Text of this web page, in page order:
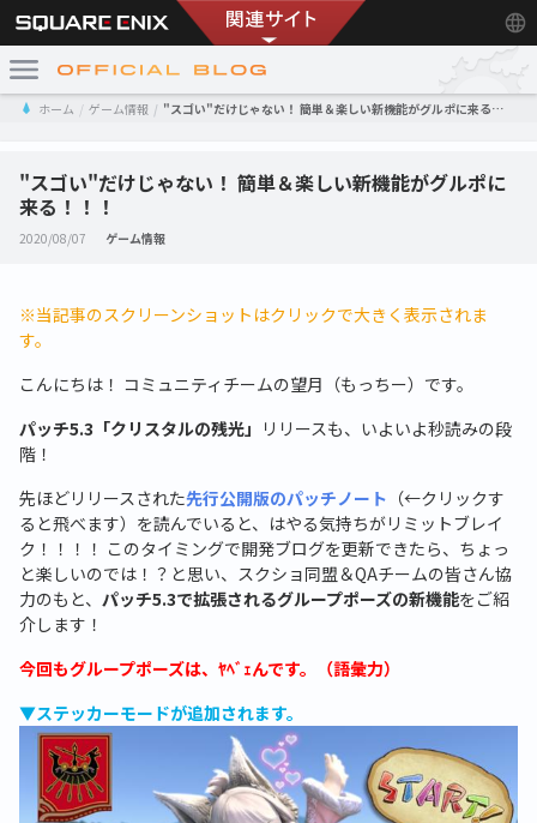
ホーム ゲーム情報 "スゴい"だけじゃない！ 簡単＆楽しい新機能がグルポに来る！！！
"スゴい"だけじゃない！ 簡単＆楽しい新機能がグルポに
来る！！！
2020/08/07 ゲーム情報
※当記事のスクリーンショットはクリックで大きく表示されま
す。
こんにちは！ コミュニティチームの望月（もっちー）です。
パッチ5.3「クリスタルの残光」 リリースも、いよいよ秒読みの段
階！
先ほどリリースされた先行公開版のパッチノート （←クリックす
ると飛べます）を読んでいると、はやる気持ちがリミットブレイ
ク！！！！ このタイミングで開発ブログを更新できたら、ちょっ
と楽しいのでは！？と思い、スクショ同盟＆QAチームの皆さん協
力のもと、 パッチ5.3で拡張されるグループポーズの新機能をご紹
介します！
今回もグループポーズは、ﾔﾍﾞｪんです。（語彙力）
▼ステッカーモードが追加されます。